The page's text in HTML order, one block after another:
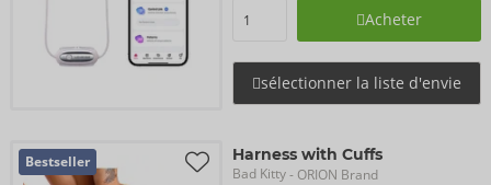
Acheter
sélectionner la liste d'envie
Bestseller Harness with Cuffs
Bad Kitty- ORION Brand